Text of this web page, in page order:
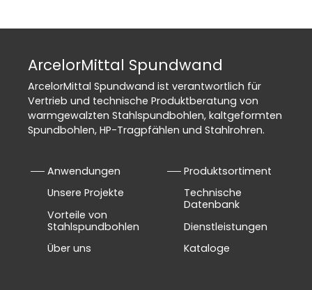
ArcelorMittal Spundwand
ArcelorMittal Spundwand ist verantwortlich für
Vertrieb und technische Produktberatung von
warmgewalzten Stahlspundbohlen, kaltgeformten
Spundbohlen, HP-Tragpfählen und Stahlrohren.
Anwendungen
Unsere Projekte
Vorteile von
Stahlspundbohlen
Über uns
Produktsortiment
Technische
Datenbank
Dienstleistungen
Kataloge